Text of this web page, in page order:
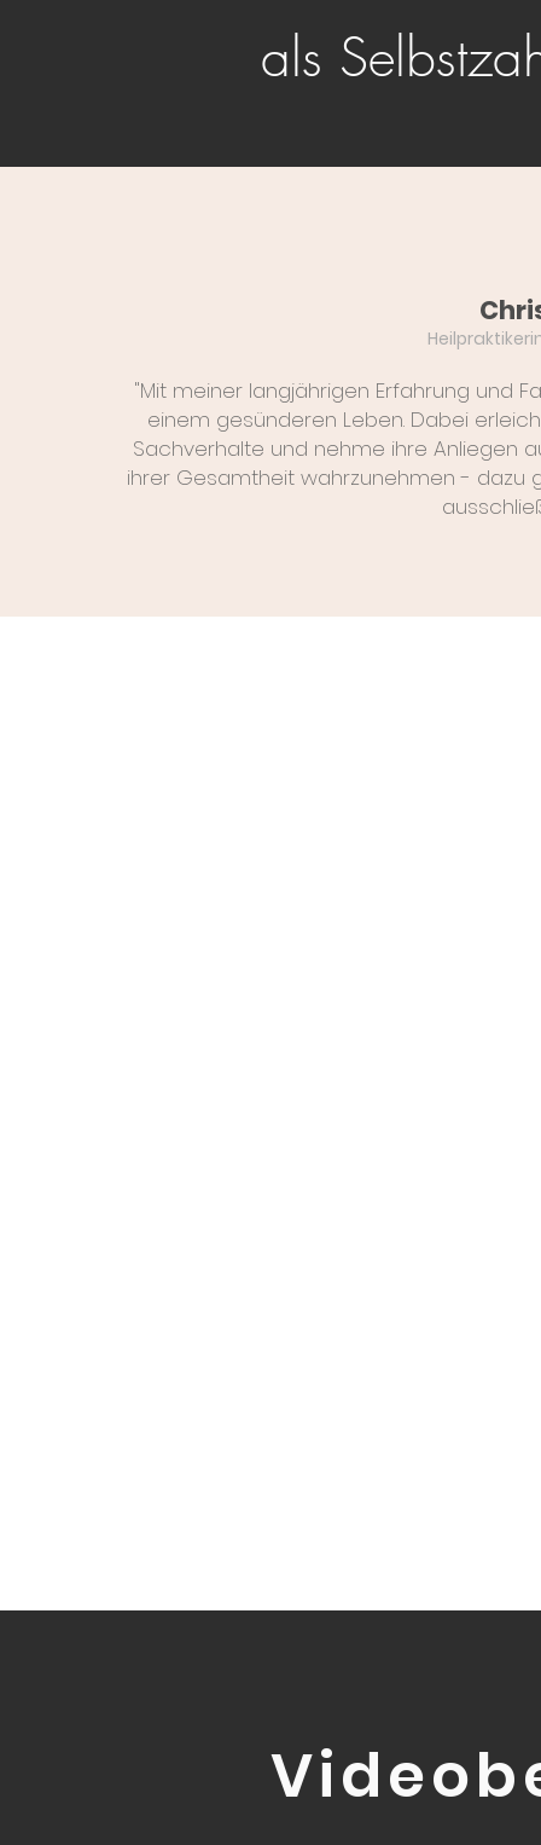
als
"Mit meiner langjährigen Erfahrung und
einem gesünderen Leben. Dabei
Sachverhalte und nehme ihre Anliegen
ihrer Gesamtheit wahrzunehmen - dazu